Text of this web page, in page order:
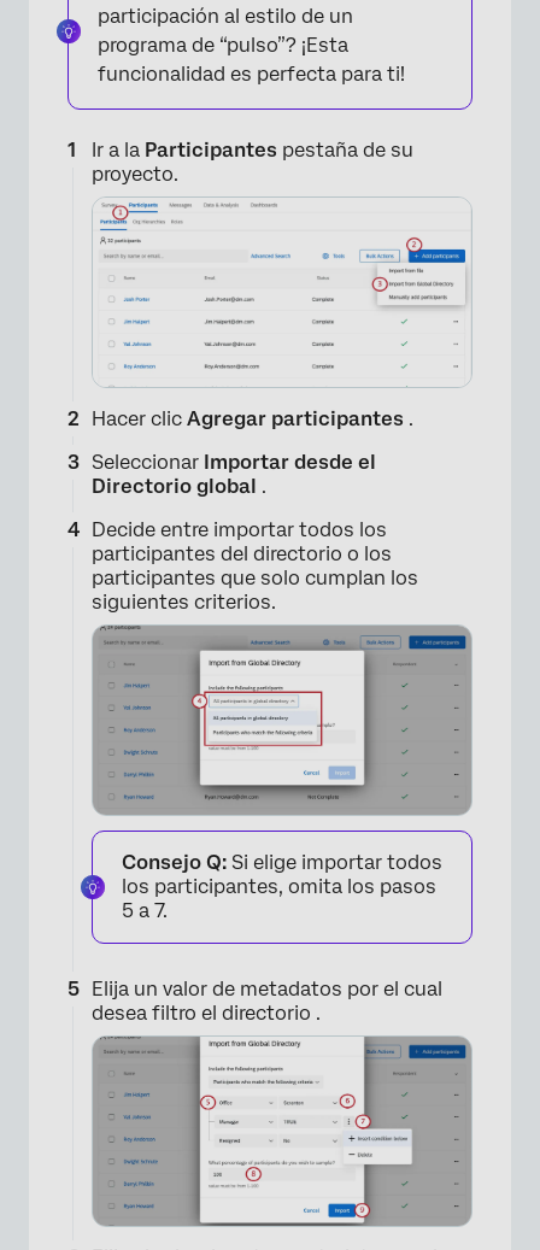
participación al estilo de un
programa de “pulso”? ¡Esta
funcionalidad es perfecta para ti!
Ir a la Participantes pestaña de su
proyecto.
Hacer clic Agregar participantes .
Seleccionar Importar desde el
Directorio global .
Decide entre importar todos los
participantes del directorio o los
participantes que solo cumplan los
siguientes criterios.
Consejo Q: Si elige importar todos
los participantes, omita los pasos
5 a 7.
Elija un valor de metadatos por el cual
desea filtro el directorio .